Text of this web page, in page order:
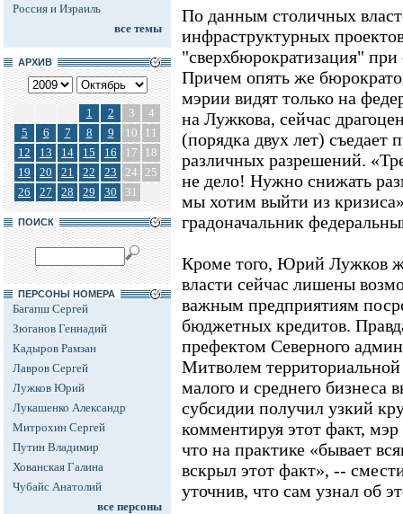
Россия и Израиль
все темы
АРХИВ
1 2 3
4
5
6 7 8 9 10
11
12
13 14 15 16 17
18
19
20 21 22 23 24 25
26
27 28 29 30 31
ПОИСК
ПЕРСОНЫ НОМЕРА
Багапш Сергей
Зюганов Геннадий
Кадыров Рамзан
Лавров Сергей
Лужков Юрий
Лукашенко Александр
Митрохин Сергей
Путин Владимир
Хованская Галина
Чубайс Анатолий
все персоны
По данным столичных
инфраструктурных
"сверхбюрократизация" при
Причем опять же
мэрии видят только на
на Лужкова, сейчас
(порядка двух лет) съедает
различных разрешений.
не дело! Нужно снижать
мы хотим выйти из
градоначальник
Кроме того, Юрий Лужков
власти сейчас лишены
важным предприятиям
бюджетных кредитов.
префектом Северного
Митволем
малого и среднего бизнеса
субсидии получил узкий
комментируя этот факт,
что на практике «бывает
вскрыл этот факт», --
уточнив, что сам узнал об